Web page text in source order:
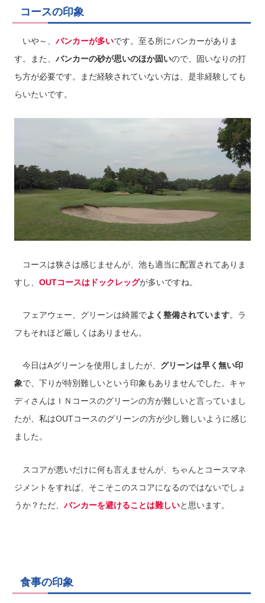
コースの印象
いや～、 バンカーが多いです。至る所にバンカーがありま
す。また、 バンカーの砂が思いのほか固いので、固いなりの打
ち方が必要です。まだ経験されていない方は、是非経験しても
らいたいです。
コースは狭さは感じませんが、池も適当に配置されてありま
すし、 OUTコースはドックレッグが多いですね。
フェアウェー、グリーンは綺麗でよく整備されています。ラ
フもそれほど厳しくはありません。
今日はAグリーンを使用しましたが、 グリーンは早く無い印
象で、下りが特別難しいという印象もありませんでした。キャ
ディさんはＩＮコースのグリーンの方が難しいと言っていまし
たが、私はOUTコースのグリーンの方が少し難しいように感じ
ました。
スコアが悪いだけに何も言えませんが、ちゃんとコースマネ
ジメントをすれば、そこそこのスコアになるのではないでしょ
うか？ただ、 バンカーを避けることは難しいと思います。
食事の印象